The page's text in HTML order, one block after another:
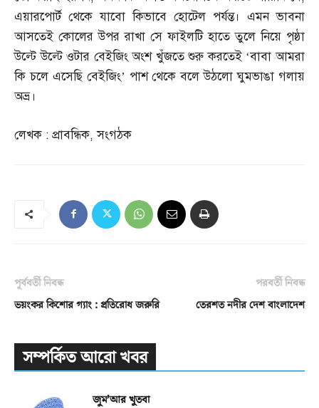
এয়ারপোর্ট থেকে যাবো কিভাবে হোটেল পর্যন্ত। এমন ভাবনা
আসতেই কোলের উপর রাখা সে ফাইলটি হাতে তুলে নিয়ে পৃষ্ঠা
উল্টে উল্টে ওটার বেইজিং অংশ খুঁজতে শুরু করতেই ‘বাবা আমরা
কি চলে এসেছি বেইজিং’ পাশ থেকে বলে উঠলো ঘুমভাঙা গলায়
অভ্র।
লেখক : প্রাবন্ধিক,সংগঠক
পূর্ববর্তী নিবন্ধ
ভয়ংকর কিশোর গ্যাং : প্রতিরোধ জরুরি
পরবর্তী নিবন্ধ
তেরশত নদীর দেশ বাংলাদেশ
সম্পর্কিত আরো খবর
জুম’আর খুতবা